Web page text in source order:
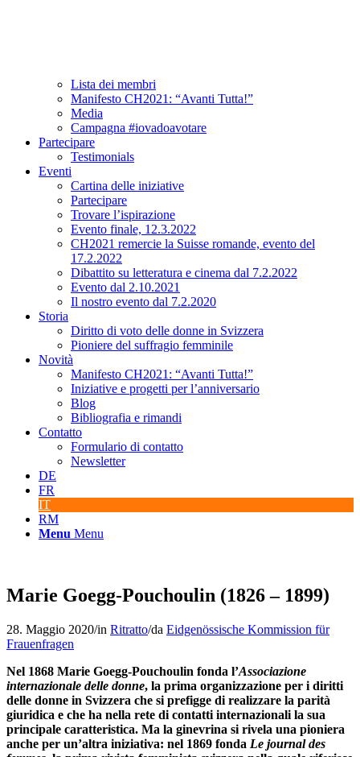
Lista dei membri
Manifesto CH2021: “Avanti Tutta!”
Media
Campagna #iovadoavotare
Partecipare
Testimonials
Eventi
Cartina delle iniziative
Partecipare
Trovare l’ispirazione
Evento finale, 12.3.2022
CH2021 remercie la Suisse romande, evento del
17.2.2022
Dibattito su letteratura e cinema dal 7.2.2022
Evento dal 2.10.2021
Il nostro evento dal 7.2.2020
Storia
Diritto di voto delle donne in Svizzera
Pioniere del suffragio femminile
Novità
Manifesto CH2021: “Avanti Tutta!”
Iniziative e progetti per l’anniversario
Blog
Bibliografia e rimandi
Contatto
Formulario di contatto
Newsletter
DE
FR
IT
RM
Menu Menu
Marie Goegg-Pouchoulin (1826 – 1899)
28. Maggio 2020/in Ritratto/da Eidgenössische Kommission für
Frauenfragen
Nel 1868 Marie Goegg-Pouchoulin fonda l’Associazione
internazionale delle donne, la prima organizzazione per i diritti
delle donne in Svizzera che si prefigge di realizzare la parità
giuridica e che ha nella rete di contatti internazionali la sua
principale caratteristica. Ma la ginevrina si rivela una pioniera
anche per un’altra iniziativa: nel 1869 fonda Le journal des